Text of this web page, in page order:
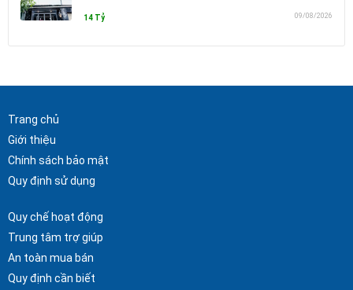
14 Tỷ 09/08/2026
Trang chủ
Giới thiệu
Chính sách bảo mật
Quy định sử dụng
Quy chế hoạt động
Trung tâm trợ giúp
An toàn mua bán
Quy định cần biết